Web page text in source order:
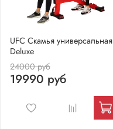
UFC Скамья универсальная
Deluxe
24000 руб
19990 руб